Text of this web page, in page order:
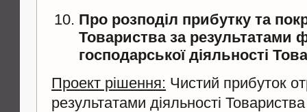
Про розподіл прибутку та
Товариства за результатами
господарської діяльності
Проект рішення: Чистий прибуток
результатами діяльності